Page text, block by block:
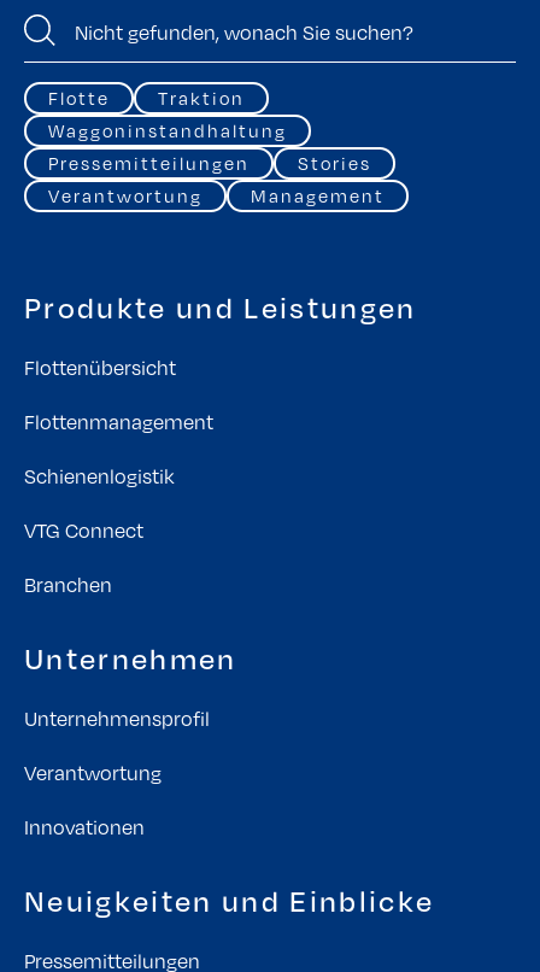
Flotte
Traktion
Waggoninstandhaltung
Pressemitteilungen
Stories
Verantwortung
Management
Produkte und Leistungen
Flottenübersicht
Flottenmanagement
Schienenlogistik
VTG Connect
Branchen
Unternehmen
Unternehmensprofil
Verantwortung
Innovationen
Neuigkeiten und Einblicke
Pressemitteilungen